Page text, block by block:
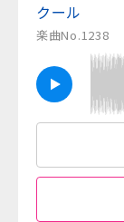
クール
楽曲No.1238